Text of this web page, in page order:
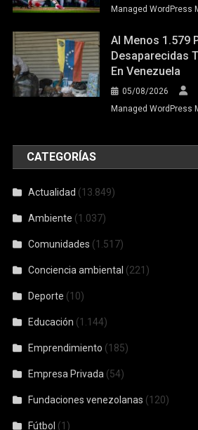
Managed WordPress
Al Menos 1.579
Desaparecidas
En Venezuela
05/08/2026
Managed WordPress
CATEGORÍAS
Actualidad (13.849)
Ambiente (1.037)
Comunidades (1.517)
Conciencia ambiental (221)
Deporte (10)
Educación (1.144)
Emprendimiento (185)
Empresa Privada (54)
Fundaciones venezolanas (120)
Fútbol (1)